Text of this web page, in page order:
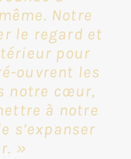
Notre
le regard et
pour
ouvrent les
notre cœur,
à notre
s’expanser
»